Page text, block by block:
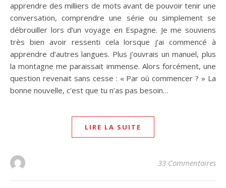
apprendre des milliers de mots avant de pouvoir tenir une
conversation, comprendre une série ou simplement se
débrouiller lors d’un voyage en Espagne. Je me souviens
très bien avoir ressenti cela lorsque j’ai commencé à
apprendre d’autres langues. Plus j’ouvrais un manuel, plus
la montagne me paraissait immense. Alors forcément, une
question revenait sans cesse : « Par où commencer ? » La
bonne nouvelle, c’est que tu n’as pas besoin…
LIRE LA SUITE
33 Commentaires